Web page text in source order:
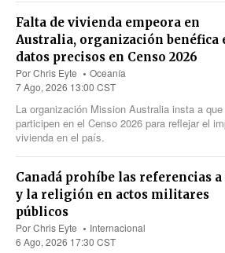
Falta de vivienda empeora en
Australia, organización benéfica
datos precisos en Censo 2026
PorChris Eyte
Oceanía
7 Ago, 2026 13:00 CST
La organización Mission Australia insta a
participen en el Censo 2026 para reflejar el
vivienda en el país.
Canadá prohíbe las referencias a
y la religión en actos militares
públicos
PorChris Eyte
Internacional
6 Ago, 2026 17:30 CST